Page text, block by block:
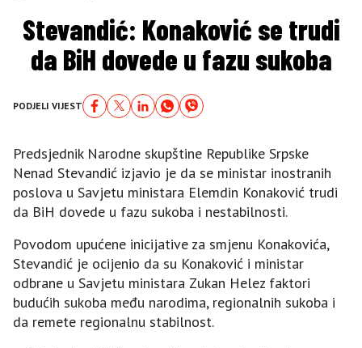
Stevandić: Konaković se trudi
da BiH dovede u fazu sukoba
PODJELI VIJEST
Predsjednik Narodne skupštine Republike Srpske
Nenad Stevandić izjavio je da se ministar inostranih
poslova u Savjetu ministara Elemdin Konaković trudi
da BiH dovede u fazu sukoba i nestabilnosti.
Povodom upućene inicijative za smjenu Konakovića,
Stevandić je ocijenio da su Konaković i ministar
odbrane u Savjetu ministara Zukan Helez faktori
budućih sukoba među narodima, regionalnih sukoba i
da remete regionalnu stabilnost.